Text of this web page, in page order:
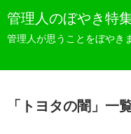
管理人のぼやき特集
管理人が思うことをぼやき
「 トヨタの闇 」 一